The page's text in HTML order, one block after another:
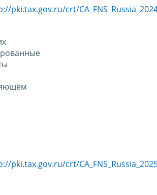
pki.tax.gov.ru/crt/
pki.tax.gov.ru/crt/